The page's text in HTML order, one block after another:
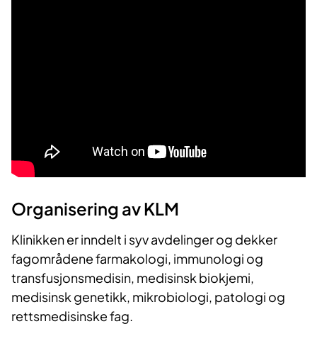
Organisering av KLM
Klinikken er inndelt i syv avdelinger og dekker
fagområdene farmakologi, immunologi og
transfusjonsmedisin, medisinsk biokjemi,
medisinsk genetikk, mikrobiologi, patologi og
rettsmedisinske fag.